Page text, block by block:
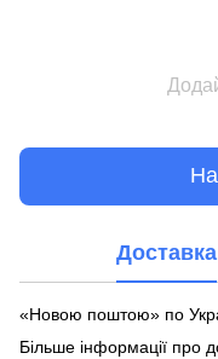
Доставка
«Новою поштою» по
Більше інформації про